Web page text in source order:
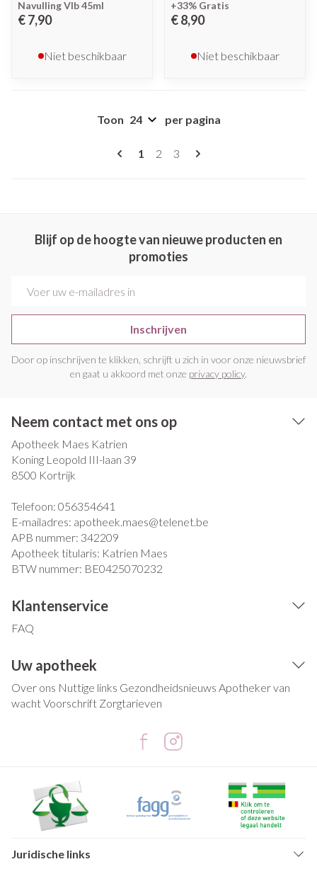
Navulling Vlb 45ml
€ 7,90
Niet beschikbaar
+33% Gratis
€ 8,90
Niet beschikbaar
Pagina's
U lees momenteel pagina
1 Pagina
2 Pagina
3
Toon per pagina
Blijf op de hoogte van nieuwe producten en
promoties
Inschrijven
Door op inschrijven te klikken, schrijft u zich in voor onze nieuwsbrief
en gaat u akkoord met onze privacy policy.
Neem contact met ons op
Apotheek Maes Katrien
Koning Leopold III-laan 39
8500 Kortrijk
Telefoon: 056354641
E-mailadres: apotheek.maes@telenet.be
APB nummer: 342209
Apotheek titularis: Katrien Maes
BTW nummer: BE0425070232
Klantenservice
FAQ
Uw apotheek
Over ons Nuttige links Gezondheidsnieuws Apotheker van
wachtVoorschrift Zorgtarieven
Juridische links